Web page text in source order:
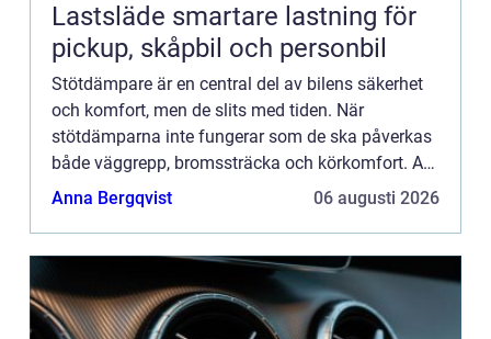
Lastsläde smartare lastning för
pickup, skåpbil och personbil
Stötdämpare är en central del av bilens säkerhet
och komfort, men de slits med tiden. När
stötdämparna inte fungerar som de ska påverkas
både väggrepp, bromssträcka och körkomfort. Att
k&a...
Anna Bergqvist 06 augusti 2026